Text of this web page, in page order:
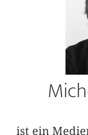
ist ein